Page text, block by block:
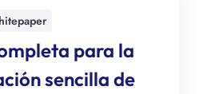
para la
sencilla de